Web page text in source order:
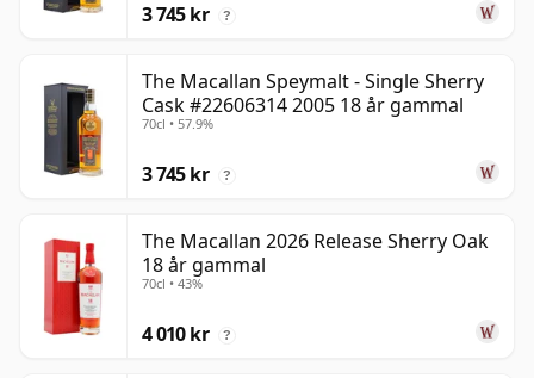
3 745 kr ?
The Macallan Speymalt - Single Sherry
Cask #22606314 2005 18 år gammal
70cl • 57.9%
3 745 kr ?
The Macallan 2026 Release Sherry Oak
18 år gammal
70cl • 43%
4 010 kr ?